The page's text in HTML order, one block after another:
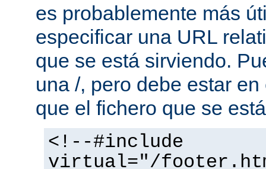
es probablemente más
especificar una URL
que se está sirviendo.
una /, pero debe estar
que el fichero que se
<!--#include
virtual="/